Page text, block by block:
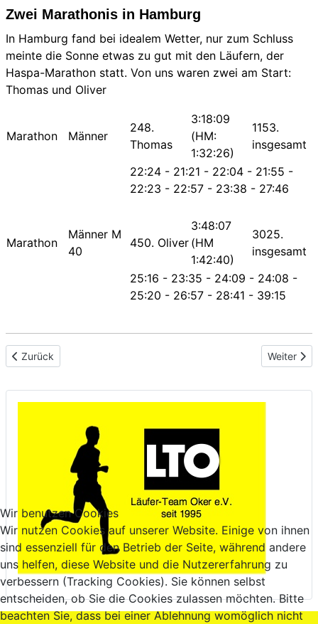
Zwei Marathonis in Hamburg
In Hamburg fand bei idealem Wetter, nur zum Schluss
meinte die Sonne etwas zu gut mit den Läufern, der
Haspa-Marathon statt. Von uns waren zwei am Start:
Thomas und Oliver
Marathon Männer
248.
Thomas
3:18:09
(HM:
1:32:26)
1153.
insgesamt
22:24 - 21:21 - 22:04 - 21:55 -
22:23 - 22:57 - 23:38 - 27:46
Marathon
Männer M
40
450. Oliver
3:48:07
(HM
1:42:40)
3025.
insgesamt
25:16 - 23:35 - 24:09 - 24:08 -
25:20 - 26:57 - 28:41 - 39:15
Vorheriger Beitrag: Okeraner Seniorenläufer holten 3 Titel in
Zurück Nächster
Weiter
Wir benutzen Cookies
Wir nutzen Cookies auf unserer Website. Einige von ihnen
sind essenziell für den Betrieb der Seite, während andere
uns helfen, diese Website und die Nutzererfahrung zu
verbessern (Tracking Cookies). Sie können selbst
entscheiden, ob Sie die Cookies zulassen möchten. Bitte
beachten Sie, dass bei einer Ablehnung womöglich nicht